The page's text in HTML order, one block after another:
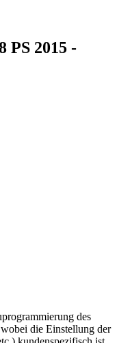
PS 2015 -
des
die Einstellung der